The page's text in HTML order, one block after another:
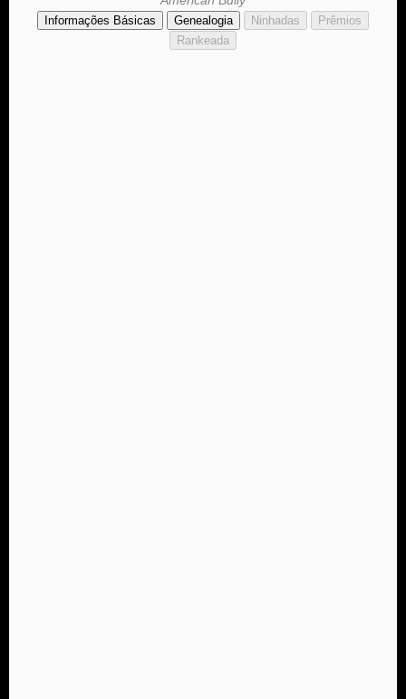
Informações Básicas Genealogia Ninhadas
Prêmios
Rankeada